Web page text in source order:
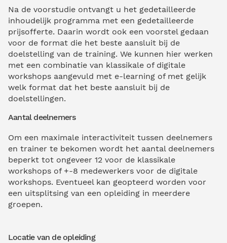
Na de voorstudie ontvangt u het gedetailleerde
inhoudelijk programma met een gedetailleerde
prijsofferte. Daarin wordt ook een voorstel gedaan
voor de format die het beste aansluit bij de
doelstelling van de training. We kunnen hier werken
met een combinatie van klassikale of digitale
workshops aangevuld met e-learning of met gelijk
welk format dat het beste aansluit bij de
doelstellingen.
Aantal deelnemers
Om een maximale interactiviteit tussen deelnemers
en trainer te bekomen wordt het aantal deelnemers
beperkt tot ongeveer 12 voor de klassikale
workshops of +-8 medewerkers voor de digitale
workshops. Eventueel kan geopteerd worden voor
een uitsplitsing van een opleiding in meerdere
groepen.
Locatie van de opleiding